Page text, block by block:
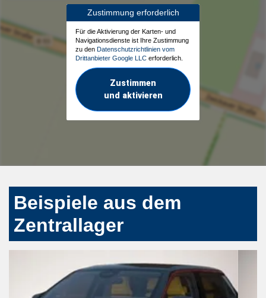
Zustimmung erforderlich
Für die Aktivierung der Karten- und
Navigationsdienste ist Ihre Zustimmung
zu den Datenschutzrichtlinien vom
Drittanbieter Google LLC erforderlich.
Zustimmen
und aktivieren
Beispiele aus dem
Zentrallager